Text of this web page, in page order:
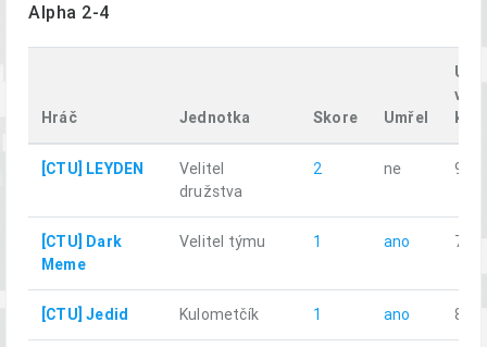
Alpha 2-4
Hráč Jednotka Skore Umřel
km
[CTU] LEYDEN
Velitel
družstva
2 ne 9.76
[CTU] Dark
Meme
Velitel týmu 1 ano 7.60
[CTU] Jedid Kulometčík 1 ano 8.15